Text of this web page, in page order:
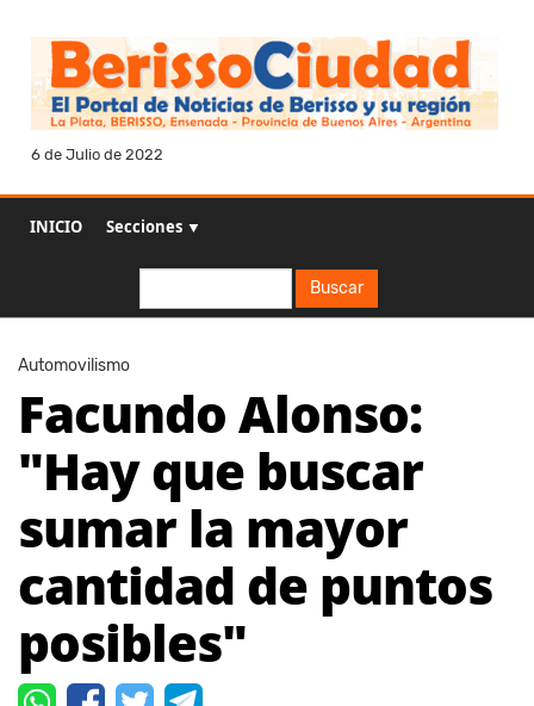
6 de Julio de 2022
INICIO Secciones ▼
Buscar
Automovilismo
Facundo Alonso:
"Hay que buscar
sumar la mayor
cantidad de puntos
posibles"